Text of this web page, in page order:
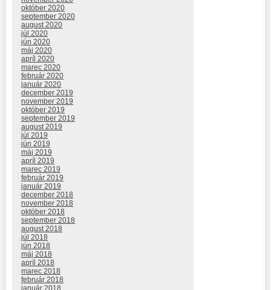
október 2020
september 2020
august 2020
júl 2020
jún 2020
máj 2020
apríl 2020
marec 2020
február 2020
január 2020
december 2019
november 2019
október 2019
september 2019
august 2019
júl 2019
jún 2019
máj 2019
apríl 2019
marec 2019
február 2019
január 2019
december 2018
november 2018
október 2018
september 2018
august 2018
júl 2018
jún 2018
máj 2018
apríl 2018
marec 2018
február 2018